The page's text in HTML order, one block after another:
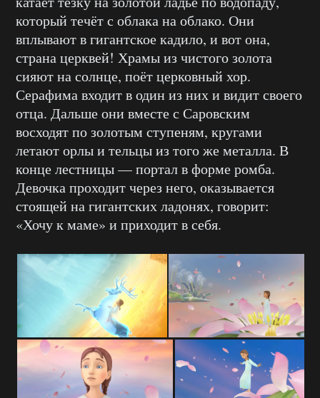
который течёт с облака на облако. Они
вплывают в гигантское кадило, и вот она,
страна церквей! Храмы из чистого золота
сияют на солнце, поёт церковный хор.
Серафима входит в один из них и видит своего
отца. Дальше они вместе с Саровским
восходят по золотым ступеням, кругами
летают орлы и тельцы из того же металла. В
конце лестницы — портал в форме ромба.
Девочка проходит через него, оказывается
стоящей на гигантских ладонях, говорит:
«Хочу к маме» и приходит в себя.